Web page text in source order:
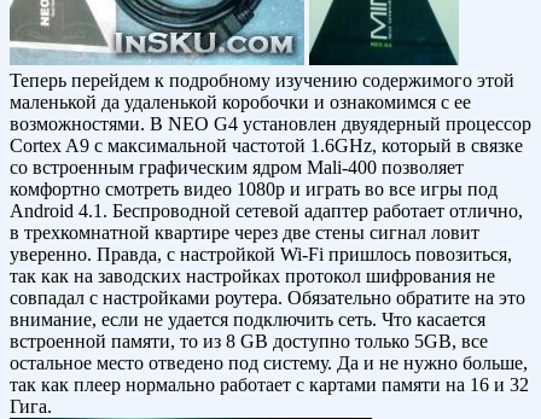
Теперь перейдем к подробному изучению содержимого этой
маленькой да удаленькой коробочки и ознакомимся с ее
возможностями. В NEO G4 установлен двуядерный процессор
Cortex A9 с максимальной частотой 1.6GHz, который в связке
со встроенным графическим ядром Mali-400 позволяет
комфортно смотреть видео 1080р и играть во все игры под
Android 4.1. Беспроводной сетевой адаптер работает отлично,
в трехкомнатной квартире через две стены сигнал ловит
уверенно. Правда, с настройкой Wi-Fi пришлось повозиться,
так как на заводских настройках протокол шифрования не
совпадал с настройками роутера. Обязательно обратите на это
внимание, если не удается подключить сеть. Что касается
встроенной памяти, то из 8 GB доступно только 5GB, все
остальное место отведено под систему. Да и не нужно больше,
так как плеер нормально работает с картами памяти на 16 и 32
Гига.